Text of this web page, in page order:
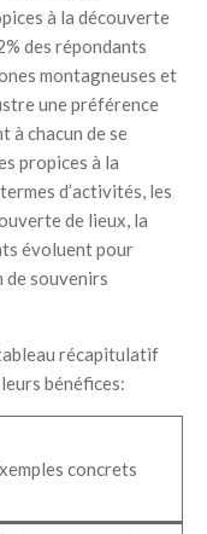
à la découverte
des répondants
montagneuses et
une préférence
à chacun de se
propices à la
d’activités, les
de lieux, la
évoluent pour
souvenirs
récapitulatif
bénéfices:
concrets